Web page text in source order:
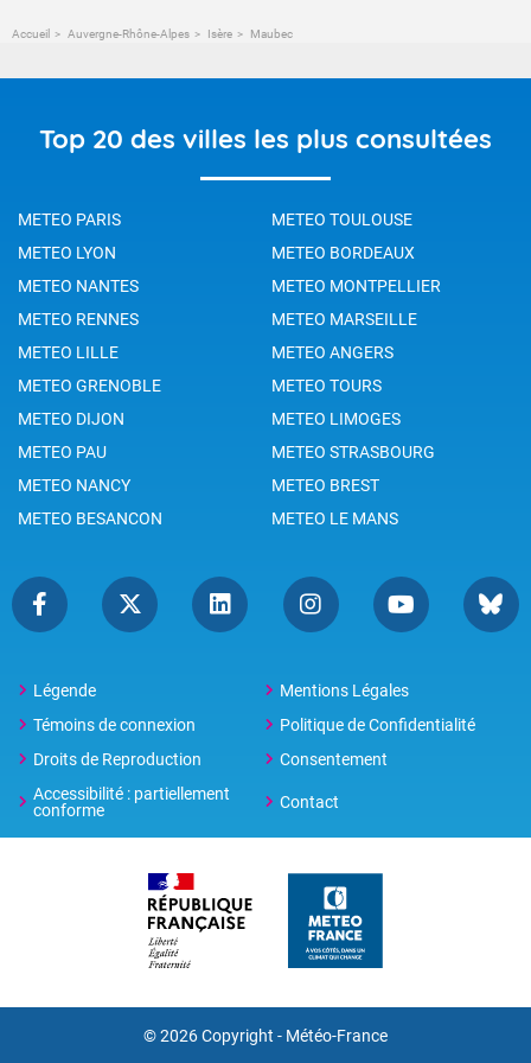
Accueil Auvergne-Rhône-Alpes Isère Maubec
Top 20 des villes les plus consultées
METEO PARIS
METEO TOULOUSE
METEO LYON
METEO BORDEAUX
METEO NANTES
METEO MONTPELLIER
METEO RENNES
METEO MARSEILLE
METEO LILLE
METEO ANGERS
METEO GRENOBLE
METEO TOURS
METEO DIJON
METEO LIMOGES
METEO PAU
METEO STRASBOURG
METEO NANCY
METEO BREST
METEO BESANCON
METEO LE MANS
Légende
Mentions Légales
Témoins de connexion
Politique de Confidentialité
Droits de Reproduction
Consentement
Accessibilité : partiellement
conforme
Contact
© 2026 Copyright - Météo-France